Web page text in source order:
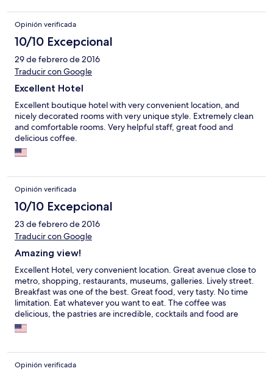
Opinión verificada
10/10 Excepcional
29 de febrero de 2016
Traducir con Google
Excellent Hotel
Excellent boutique hotel with very convenient location, and
nicely decorated rooms with very unique style. Extremely clean
and comfortable rooms. Very helpful staff, great food and
delicious coffee.
Opinión verificada
10/10 Excepcional
23 de febrero de 2016
Traducir con Google
Amazing view!
Excellent Hotel, very convenient location. Great avenue close to
metro, shopping, restaurants, museums, galleries. Lively street.
Breakfast was one of the best. Great food, very tasty. No time
limitation. Eat whatever you want to eat. The coffee was
delicious, the pastries are incredible, cocktails and food are
amazing.
Opinión verificada